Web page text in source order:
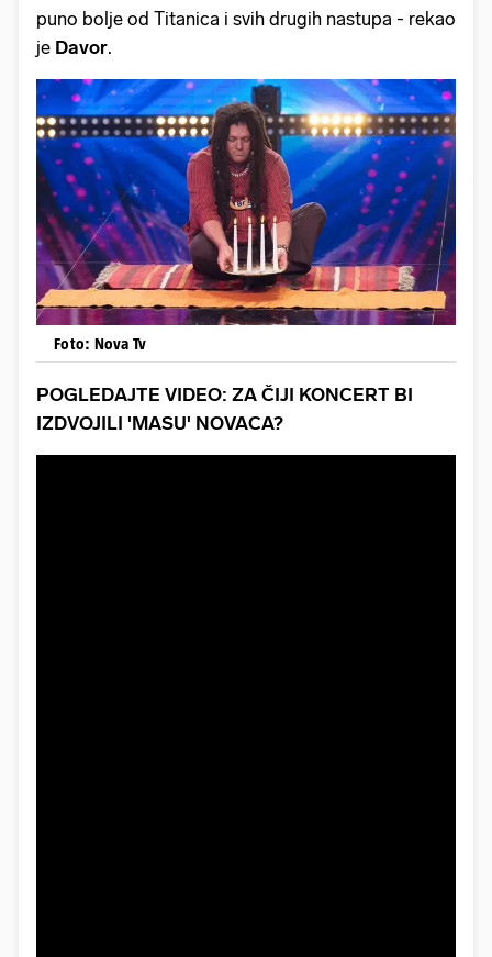
puno bolje od Titanica i svih drugih nastupa - rekao
je Davor.
Foto: Nova Tv
POGLEDAJTE VIDEO: ZA ČIJI KONCERT BI
IZDVOJILI 'MASU' NOVACA?